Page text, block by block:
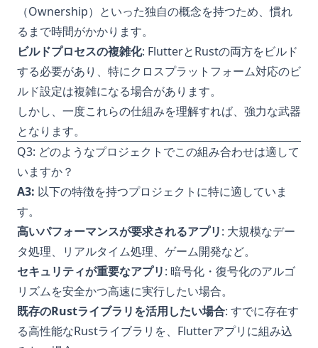
（Ownership）といった独自の概念を持つため、慣れ
るまで時間がかかります。
ビルドプロセスの複雑化: FlutterとRustの両方をビルド
する必要があり、特にクロスプラットフォーム対応のビ
ルド設定は複雑になる場合があります。
しかし、一度これらの仕組みを理解すれば、強力な武器
となります。
Q3: どのようなプロジェクトでこの組み合わせは適して
いますか？
A3: 以下の特徴を持つプロジェクトに特に適していま
す。
高いパフォーマンスが要求されるアプリ: 大規模なデー
タ処理、リアルタイム処理、ゲーム開発など。
セキュリティが重要なアプリ: 暗号化・復号化のアルゴ
リズムを安全かつ高速に実行したい場合。
既存のRustライブラリを活用したい場合: すでに存在す
る高性能なRustライブラリを、Flutterアプリに組み込